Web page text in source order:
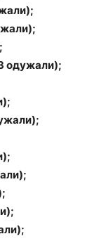
одужали);